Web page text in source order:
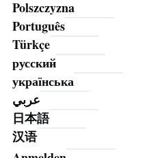
Polszczyzna
Português
Türkçe
русский
українська
عربي
日本語
汉语